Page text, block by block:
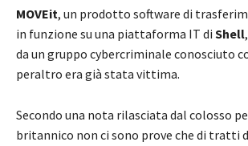
MOVEit, un prodotto software di
in funzione su una piattaforma IT di Shell
da un gruppo cybercriminale conosciuto
peraltro era già stata vittima.
Secondo una nota rilasciata dal colosso
britannico non ci sono prove che di tratti